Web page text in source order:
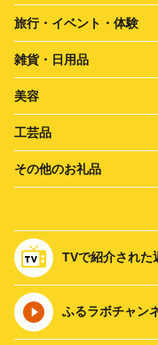
旅行・イベント・体験
雑貨・日用品
美容
工芸品
その他のお礼品
TVで紹介された
ふるラボチャン